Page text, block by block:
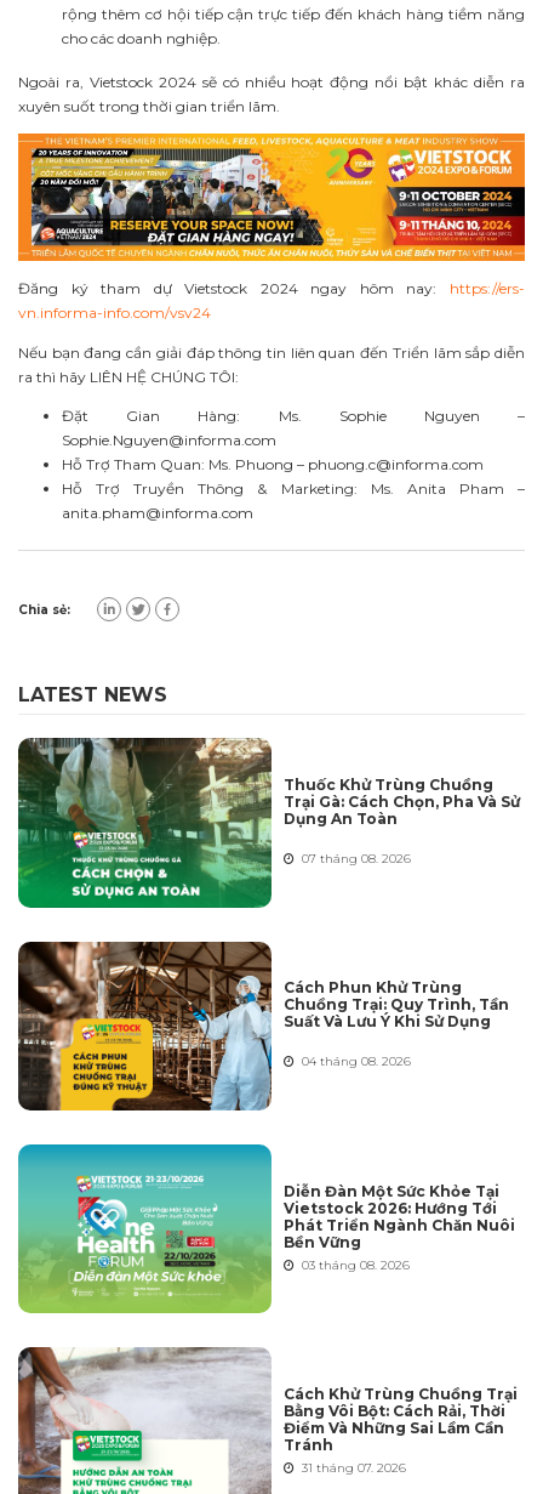
rộng thêm cơ hội tiếp cận trực tiếp đến khách hàng tiềm năng
cho các doanh nghiệp.
Ngoài ra, Vietstock 2024 sẽ có nhiều hoạt động nổi bật khác diễn ra
xuyên suốt trong thời gian triển lãm.
Đăng ký tham dự Vietstock 2024 ngay hôm nay: https://ers-
vn.informa-info.com/vsv24
Nếu bạn đang cần giải đáp thông tin liên quan đến Triển lãm sắp diễn
ra thì hãy LIÊN HỆ CHÚNG TÔI:
Đặt Gian Hàng: Ms. Sophie Nguyen –
Sophie.Nguyen@informa.com
Hỗ Trợ Tham Quan: Ms. Phuong – phuong.c@informa.com
Hỗ Trợ Truyền Thông & Marketing: Ms. Anita Pham –
anita.pham@informa.com
Chia sẻ:
LATEST NEWS
Thuốc Khử Trùng Chuồng
Trại Gà: Cách Chọn, Pha Và Sử
Dụng An Toàn
07 tháng 08. 2026
Cách Phun Khử Trùng
Chuồng Trại: Quy Trình, Tần
Suất Và Lưu Ý Khi Sử Dụng
04 tháng 08. 2026
Diễn Đàn Một Sức Khỏe Tại
Vietstock 2026: Hướng Tới
Phát Triển Ngành Chăn Nuôi
Bền Vững
03 tháng 08. 2026
Cách Khử Trùng Chuồng Trại
Bằng Vôi Bột: Cách Rải, Thời
Điểm Và Những Sai Lầm Cần
Tránh
31 tháng 07. 2026